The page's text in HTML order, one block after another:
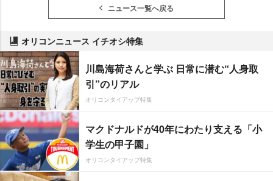
ニュース一覧へ戻る
オリコンニュース イチオシ特集
川島海荷さんと学ぶ 日常に潜む“人身取
引”のリアル
オリコンタイアップ特集
マクドナルドが40年にわたり支える「小
学生の甲子園」
オリコンタイアップ特集